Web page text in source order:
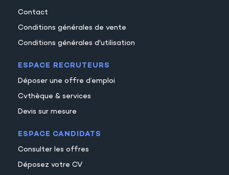
Contact
Conditions générales de vente
Conditions générales d'utilisation
ESPACE RECRUTEURS
Déposer une offre d’emploi
Cvthèque & services
Devis sur mesure
ESPACE CANDIDATS
Consulter les offres
Déposez votre CV